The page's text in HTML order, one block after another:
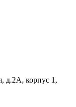
д.2А, корпус 1,